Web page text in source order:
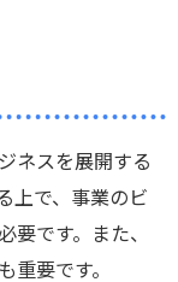
ネスを展開する
上で、事業のビ
要です。また、
重要です。